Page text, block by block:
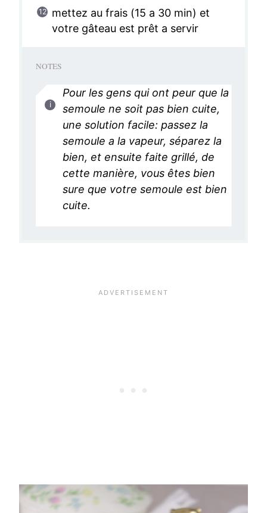
mettez au frais (15 a 30 min) et
votre gâteau est prêt a servir
NOTES
Pour les gens qui ont peur que la
semoule ne soit pas bien cuite,
une solution facile: passez la
semoule a la vapeur, séparez la
bien, et ensuite faite grillé, de
cette manière, vous êtes bien
sure que votre semoule est bien
cuite.